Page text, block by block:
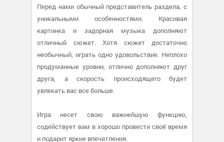
Перед нами обычный представитель раздела, с
уникальными особенностями. Красивая
картинка и задорная музыка дополняют
отличный сюжет. Хотя сюжет достаточно
необычный, играть одно удовольствие. Неплохо
продуманные уровни, отлично дополняют друг
друга, а скорость происходящего будет
увлекать вас все больше.
Игра несет свою важнейшую функцию,
содействует вам в хорошо провести своё время
и подарит яркие впечатления.